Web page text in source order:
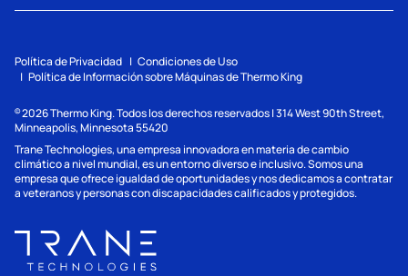
Política de Privacidad
Condiciones de Uso
Política de Información sobre Máquinas de Thermo King
© 2026Thermo King. Todos los derechos reservados | 314 West 90th Street,
Minneapolis, Minnesota 55420
Trane Technologies, una empresa innovadora en materia de cambio
climático a nivel mundial, es un entorno diverso e inclusivo. Somos una
empresa que ofrece igualdad de oportunidades y nos dedicamos a contratar
a veteranos y personas con discapacidades calificados y protegidos.